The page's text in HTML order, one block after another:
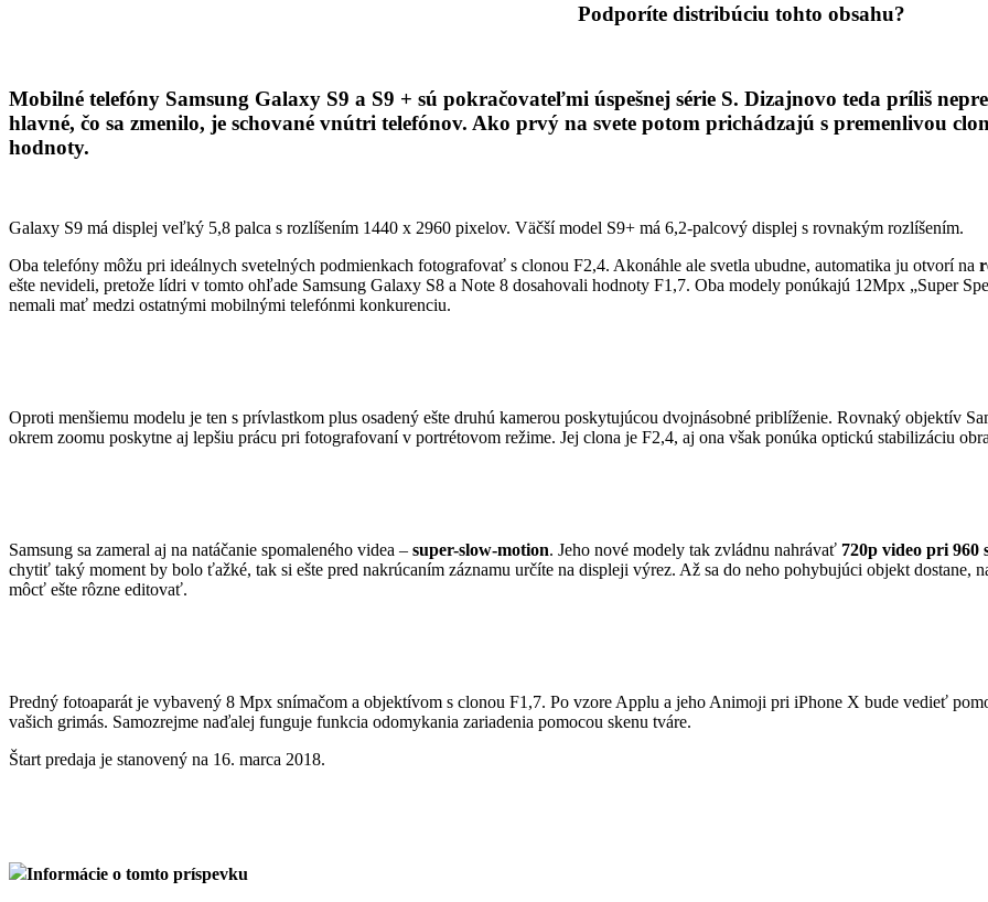
Podporíte distribúciu tohto obsahu?
Mobilné telefóny Samsung Galaxy S9 a S9 + sú pokračovateľmi úspešnej série S. Dizajnovo teda príliš
hlavné, čo sa zmenilo, je schované vnútri telefónov. Ako prvý na svete potom prichádzajú s premenlivou
hodnoty.
Galaxy S9 má displej veľký 5,8 palca s rozlíšením 1440 x 2960 pixelov. Väčší model S9+ má 6,2-palcový displej s rovnakým rozlíšením.
Oba telefóny môžu pri ideálnych svetelných podmienkach fotografovať s clonou F2,4. Akonáhle ale svetla ubudne, automatika ju otvorí na
ešte nevideli, pretože lídri v tomto ohľade Samsung Galaxy S8 a Note 8 dosahovali hodnoty F1,7. Oba modely ponúkajú 12Mpx „Super
nemali mať medzi ostatnými mobilnými telefónmi konkurenciu.
Oproti menšiemu modelu je ten s prívlastkom plus osadený ešte druhú kamerou poskytujúcou dvojnásobné priblíženie. Rovnaký objektív
okrem zoomu poskytne aj lepšiu prácu pri fotografovaní v portrétovom režime. Jej clona je F2,4, aj ona však ponúka optickú stabilizáciu
Samsung sa zameral aj na natáčanie spomaleného videa – super-slow-motion. Jeho nové modely tak zvládnu nahrávať 720p video pri 960
chytiť taký moment by bolo ťažké, tak si ešte pred nakrúcaním záznamu určíte na displeji výrez. Až sa do neho pohybujúci objekt dostane,
môcť ešte rôzne editovať.
Predný fotoaparát je vybavený 8 Mpx snímačom a objektívom s clonou F1,7. Po vzore Applu a jeho Animoji pri iPhone X bude vedieť
vašich grimás. Samozrejme naďalej funguje funkcia odomykania zariadenia pomocou skenu tváre.
Štart predaja je stanovený na 16. marca 2018.
Informácie o tomto príspevku